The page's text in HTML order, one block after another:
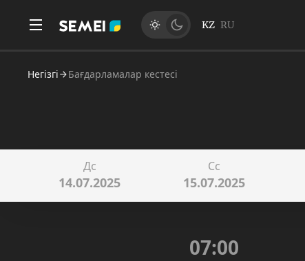
KZ RU
Негізгі Бағдарламалар кестесі
Дс
14.07.2025
Сс
15.07.2025
07:00